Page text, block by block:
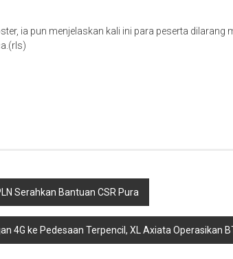
ia pun menjelaskan kali ini para peserta dilarang
Serahkan Bantuan CSR Pura
4G ke Pedesaan Terpencil, XL Axiata Operasikan